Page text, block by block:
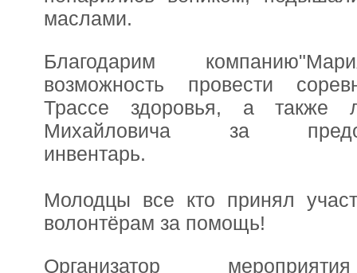
маслами.
Благодарим
возможность провести
Трассе здоровья, а также
Михайловича за
инвентарь.
Молодцы все кто принял
волонтёрам за помощь!
Организатор